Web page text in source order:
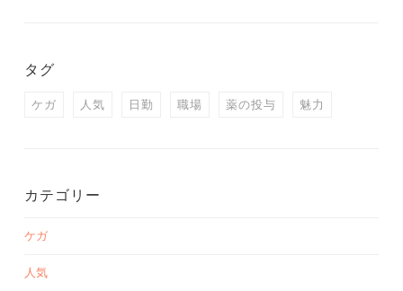
タグ
ケガ 人気 日勤 職場 薬の投与 魅力
カテゴリー
ケガ
人気